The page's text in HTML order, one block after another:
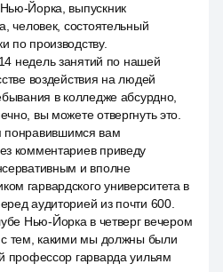
Йорка, выпускник
человек, состоятельный
по производству.
недель занятий по нашей
воздействия на людей
в колледже абсурдно,
вы можете отвергнуть это.
вам
комментариев приведу
и вполне
гарвардского университета в
аудиторией из почти 600.
Нью-Йорка в четверг вечером
тем, какими мы должны были
профессор гарварда уильям